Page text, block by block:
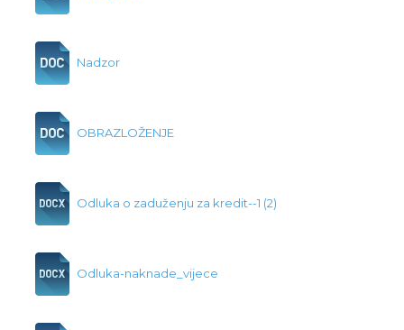
Nadzor
OBRAZLOŽENJE
Odluka o zaduženju za kredit--1 (2)
Odluka-naknade_vijece